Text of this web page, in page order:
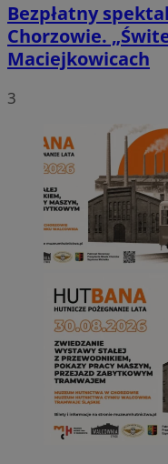
Bezpłatny
Chorzowie.
Maciejkowicach
3